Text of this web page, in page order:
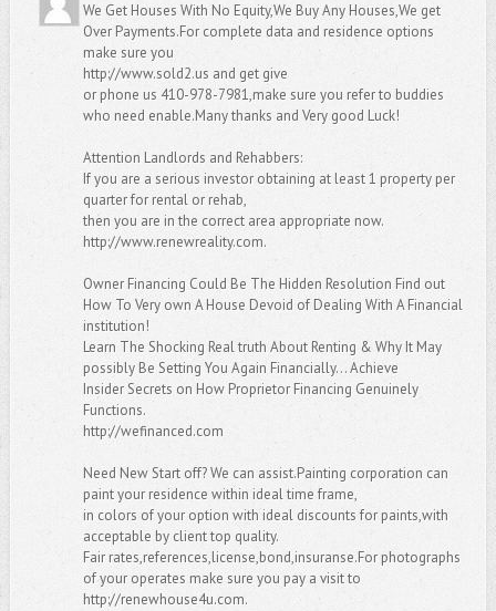
We Get Houses With No Equity,We Buy Any Houses,We get
Over Payments.For complete data and residence options
make sure you
http://www.sold2.us and get give
or phone us 410-978-7981,make sure you refer to buddies
who need enable.Many thanks and Very good Luck!
Attention Landlords and Rehabbers:
If you are a serious investor obtaining at least 1 property per
quarter for rental or rehab,
then you are in the correct area appropriate now.
http://www.renewreality.com.
Owner Financing Could Be The Hidden Resolution Find out
How To Very own A House Devoid of Dealing With A Financial
institution!
Learn The Shocking Real truth About Renting & Why It May
possibly Be Setting You Again Financially… Achieve
Insider Secrets on How Proprietor Financing Genuinely
Functions.
http://wefinanced.com
Need New Start off? We can assist.Painting corporation can
paint your residence within ideal time frame,
in colors of your option with ideal discounts for paints,with
acceptable by client top quality.
Fair rates,references,license,bond,insuranse.For photographs
of your operates make sure you pay a visit to
http://renewhouse4u.com.